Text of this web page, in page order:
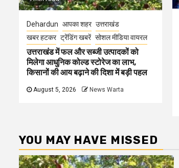
Dehardun आपका शहर उत्तराखंड
खबर हटकर ट्रेंडिंग खबरें सोशल मीडिया वायरल
उत्तराखंड में फल और सब्जी उत्पादकों को
मिलेगा आधुनिक कोल्ड स्टोरेज का लाभ,
किसानों की आय बढ़ाने की दिशा में बड़ी पहल
August 5, 2026 News Warta
YOU MAY HAVE MISSED